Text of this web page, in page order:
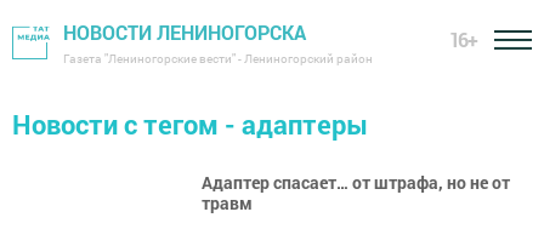
НОВОСТИ ЛЕНИНОГОРСКА
Газета "Лениногорские вести" - Лениногорский район
16+
Новости с тегом - адаптеры
Адаптер спасает… от штрафа, но не от
травм